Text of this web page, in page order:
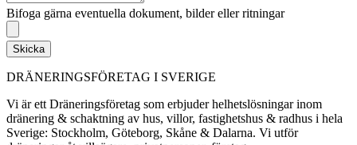
Bifoga gärna eventuella dokument, bilder eller ritningar
Skicka
DRÄNERINGSFÖRETAG I SVERIGE
Vi är ett Dräneringsföretag som erbjuder helhetslösningar inom
dränering & schaktning av hus, villor, fastighetshus & radhus i hela
Sverige: Stockholm, Göteborg, Skåne & Dalarna. Vi utför